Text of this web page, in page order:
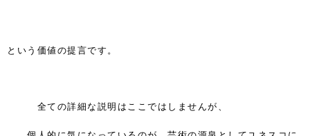
という価値の提言です。
全ての詳細な説明はここではしませんが、